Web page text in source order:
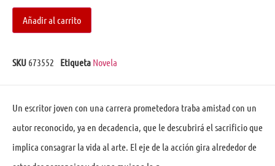
Añadir al carrito
SKU 673552 Etiqueta Novela
Un escritor joven con una carrera prometedora traba amistad con un
autor reconocido, ya en decadencia, que le descubrirá el sacrificio que
implica consagrar la vida al arte. El eje de la acción gira alrededor de